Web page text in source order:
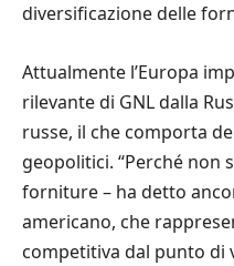
diversificazione delle
Attualmente l’Europa
rilevante di GNL dalla
russe, il che comporta
geopolitici. “Perché non
forniture – ha detto
americano, che
competitiva dal punto di